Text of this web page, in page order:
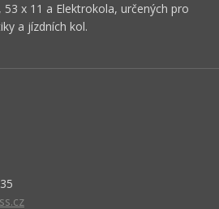
x 11 a Elektrokola, určených pro
a jízdních kol.